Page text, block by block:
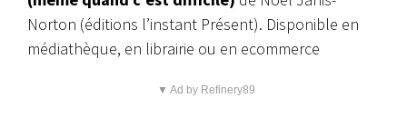
Norton (éditions l’instant Présent). Disponible en
médiathèque, en librairie ou en ecommerce
▼ Ad by Refinery89